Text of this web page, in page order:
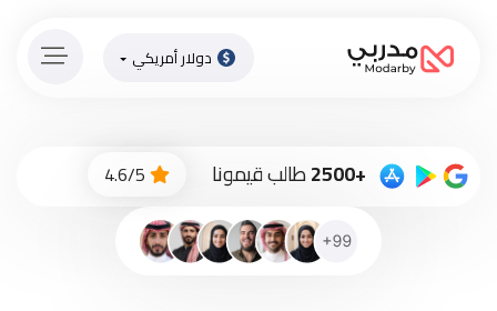
الاّن
دولار أمريكي
+2500 طالب قيمونا 4.6/5